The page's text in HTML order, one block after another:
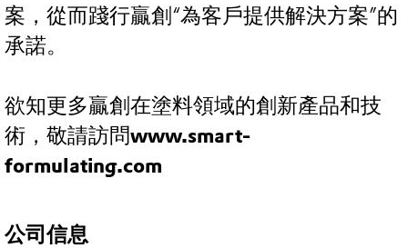
案，從而踐行贏創“為客戶提供解決方案”的
承諾。
欲知更多贏創在塗料領域的創新產品和技
術，敬請訪問www.smart-
formulating.com
公司信息